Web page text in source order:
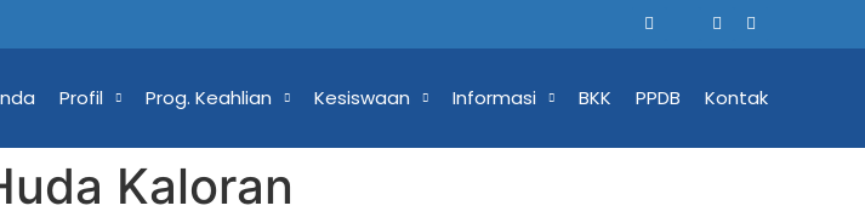
Profil Prog. Keahlian Kesiswaan Informasi BKK PPDB Kontak
Kaloran